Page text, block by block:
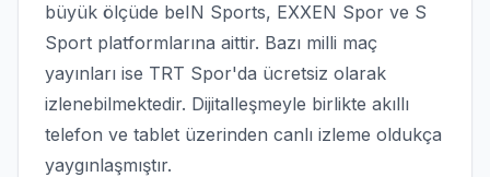
büyük ölçüde beIN Sports, EXXEN Spor ve S
Sport platformlarına aittir. Bazı milli maç
yayınları ise TRT Spor'da ücretsiz olarak
izlenebilmektedir. Dijitalleşmeyle birlikte akıllı
telefon ve tablet üzerinden canlı izleme oldukça
yaygınlaşmıştır.